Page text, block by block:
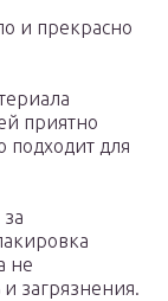
и прекрасно
приятно
подходит для
не
загрязнения.